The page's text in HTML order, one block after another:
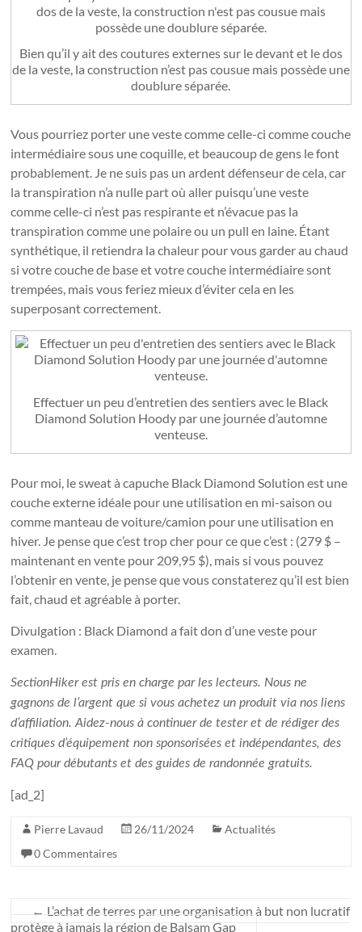
Bien qu’il y ait des coutures externes sur le devant et le dos
de la veste, la construction n’est pas cousue mais possède une
doublure séparée.
Vous pourriez porter une veste comme celle-ci comme couche
intermédiaire sous une coquille, et beaucoup de gens le font
probablement. Je ne suis pas un ardent défenseur de cela, car
la transpiration n’a nulle part où aller puisqu’une veste
comme celle-ci n’est pas respirante et n’évacue pas la
transpiration comme une polaire ou un pull en laine. Étant
synthétique, il retiendra la chaleur pour vous garder au chaud
si votre couche de base et votre couche intermédiaire sont
trempées, mais vous feriez mieux d’éviter cela en les
superposant correctement.
Effectuer un peu d’entretien des sentiers avec le Black
Diamond Solution Hoody par une journée d’automne
venteuse.
Pour moi, le sweat à capuche Black Diamond Solution est une
couche externe idéale pour une utilisation en mi-saison ou
comme manteau de voiture/camion pour une utilisation en
hiver. Je pense que c’est trop cher pour ce que c’est : (279 $ –
maintenant en vente pour 209,95 $), mais si vous pouvez
l’obtenir en vente, je pense que vous constaterez qu’il est bien
fait, chaud et agréable à porter.
Divulgation : Black Diamond a fait don d’une veste pour
examen.
SectionHiker est pris en charge par les lecteurs. Nous ne
gagnons de l’argent que si vous achetez un produit via nos liens
d’affiliation. Aidez-nous à continuer de tester et de rédiger des
critiques d’équipement non sponsorisées et indépendantes, des
FAQ pour débutants et des guides de randonnée gratuits.
[ad_2]
Pierre Lavaud 26/11/2024
Actualités
0 Commentaires
← L’achat de terres par une organisation à but non lucratif
protège à jamais la région de Balsam Gap